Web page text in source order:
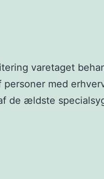
varetaget
med
de ældste